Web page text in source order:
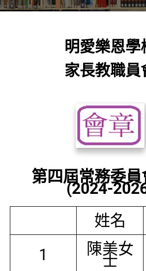
明愛樂恩學
家長教職員
第四屆常務委
(2024-
姓名
1
陳美女
士